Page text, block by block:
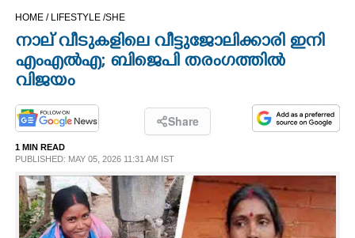
OPINION
PHOTOS
LIFESTYLE
SPIRITUAL
HOME / LIFESTYLE /SHE
നാല് വീടുകളിലെ വീട്ടുജോലിക്കാരി ഇനി
എംഎൽഎ; ബിജെപി തരംഗത്തിൽ
വിജയം
Share
1 MIN READ
PUBLISHED: MAY 05, 2026 11:31 AM IST